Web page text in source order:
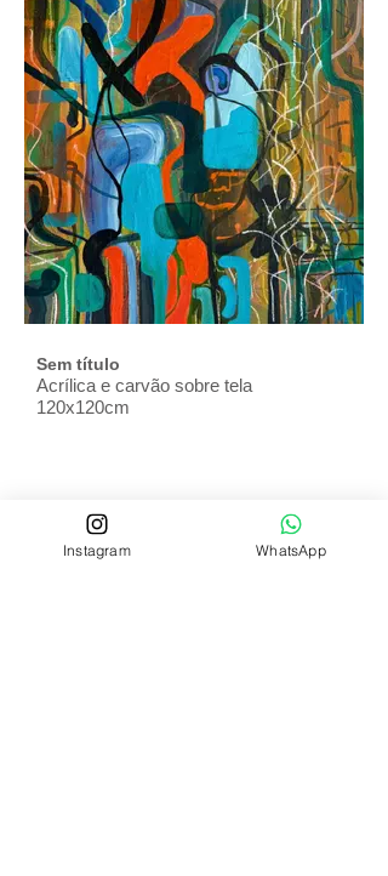
Sem título
Acrílica e carvão sobre tela
120x120cm
Instagram WhatsApp